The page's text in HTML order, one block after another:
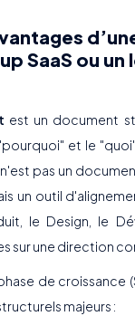
SaaS ou un
est un document
et le
pas un
un outil
le Design, le
sur une direction
de croissance
majeurs :